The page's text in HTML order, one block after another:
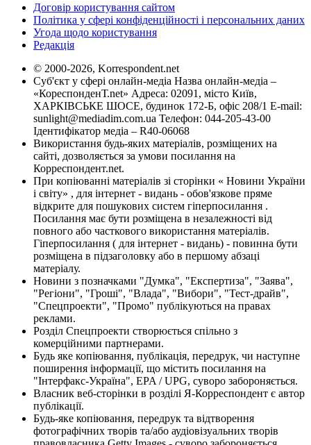
Договір користування сайтом
Політика у сфері конфіденційності і персональних даних
Угода щодо користування
Редакція
© 2000-2026, Korrespondent.net
Суб'єкт у сфері онлайн-медіа Назва онлайн-медіа –
«КореспонденТ.net» Адреса: 02091, місто Київ,
ХАРКІВСЬКЕ ШОСЕ, будинок 172-Б, офіс 208/1 E-mail:
sunlight@mediadim.com.ua Телефон: 044-205-43-00
Ідентифікатор медіа – R40-06068
Використання будь-яких матеріалів, розміщених на
сайті, дозволяється за умови посилання на
Корреспондент.net.
При копіюванні матеріалів зі сторінки « Новини України
і світу» , для інтернет - видань - обов'язкове пряме
відкрите для пошукових систем гіперпосилання .
Посилання має бути розміщена в незалежності від
повного або часткового використання матеріалів.
Гіперпосилання ( для інтернет - видань) - повинна бути
розміщена в підзаголовку або в першому абзаці
матеріалу.
Новини з позначками "Думка", "Експертиза", "Заява",
"Регіони", "Гроші", "Влада", "Вибори", "Тест-драйв",
"Спецпроекти", "Промо" публікуються на правах
реклами.
Розділ Спецпроекти створюється спільно з
комерційними партнерами.
Будь яке копіювання, публікація, передрук, чи наступне
поширення інформації, що містить посилання на
"Інтерфакс-Україна", EPA / UPG, суворо забороняється.
Власник веб-сторінки в розділі Я-Корреспондент є автор
публікації.
Будь-яке копіювання, передрук та відтворення
фотографічних творів та/або аудіовізуальних творів